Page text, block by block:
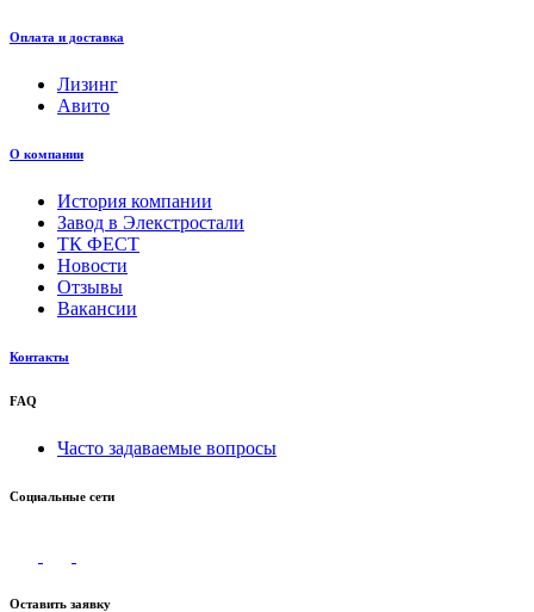
Оплата и доставка
Лизинг
Авито
О компании
История компании
Завод в Элекстростали
ТК ФЕСТ
Новости
Отзывы
Вакансии
Контакты
FAQ
Часто задаваемые вопросы
Социальные сети
Оставить заявку